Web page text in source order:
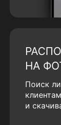
НА
Поиск
и